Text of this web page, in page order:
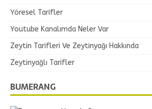
Yöresel Tarifler
Youtube Kanalımda Neler Var
Zeytin Tarifleri Ve Zeytinyağı Hakkında
Zeytinyağlı Tarifler
BUMERANG